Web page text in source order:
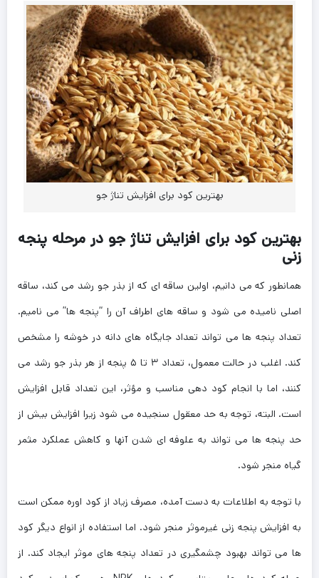
بهترین کود برای افزایش تناژ جو
بهترین کود برای افزایش تناژ جو در مرحله پنجه
زنی
همانطور که می ‌دانیم، اولین ساقه ‌ای که از بذر جو رشد می ‌کند، ساقه
اصلی نامیده می‌ شود و ساقه ‌های اطراف آن را “پنجه ‌ها” می ‌نامیم.
تعداد پنجه‌ ها می ‌تواند تعداد جایگاه‌ های دانه در خوشه را مشخص
کند. اغلب در حالت معمول، تعداد ۳ تا ۵ پنجه از هر بذر جو رشد می
‌کنند، اما با انجام کود دهی مناسب و مؤثر، این تعداد قابل افزایش
است. البته، توجه به حد معقول سنجیده می ‌شود زیرا افزایش بیش از
حد پنجه‌ ها می ‌تواند به علوفه ‌ای شدن آنها و کاهش عملکرد مثمر
گیاه منجر شود.
با توجه به اطلاعات به دست آمده، مصرف زیاد از کود اوره ممکن است
به افزایش پنجه ‌زنی غیرموثر منجر شود. اما استفاده از انواع دیگر کود
ها می ‌تواند بهبود چشمگیری در تعداد پنجه ‌های موثر ایجاد کند. از